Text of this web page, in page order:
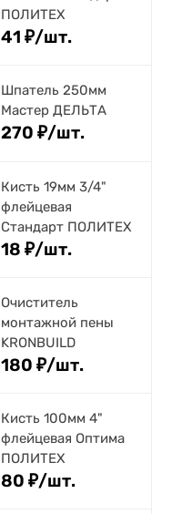
ПОЛИТЕХ
41 ₽/шт.
Шпатель 250мм
Мастер ДЕЛЬТА
270 ₽/шт.
Кисть 19мм 3/4"
флейцевая
Стандарт ПОЛИТЕХ
18 ₽/шт.
Очиститель
монтажной пены
KRONBUILD
180 ₽/шт.
Кисть 100мм 4"
флейцевая Оптима
ПОЛИТЕХ
80 ₽/шт.